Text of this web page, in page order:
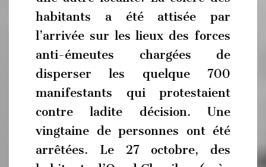
habitants a été attisée par
l’arrivée sur les lieux des forces
anti-émeutes chargées de
disperser les quelque 700
manifestants qui protestaient
contre ladite décision. Une
vingtaine de personnes ont été
arrêtées. Le 27 octobre, des